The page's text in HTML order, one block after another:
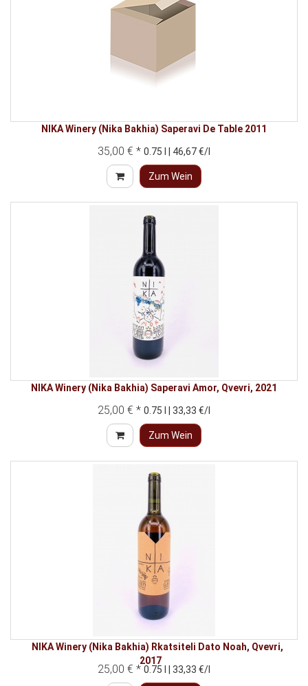
NIKA Winery (Nika Bakhia) Saperavi De Table 2011
35,00 € * 0.75 l | 46,67 €/l
Zum Wein
NIKA Winery (Nika Bakhia) Saperavi Amor, Qvevri, 2021
25,00 € * 0.75 l | 33,33 €/l
Zum Wein
NIKA Winery (Nika Bakhia) Rkatsiteli Dato Noah, Qvevri,
2017
25,00 € * 0.75 l | 33,33 €/l